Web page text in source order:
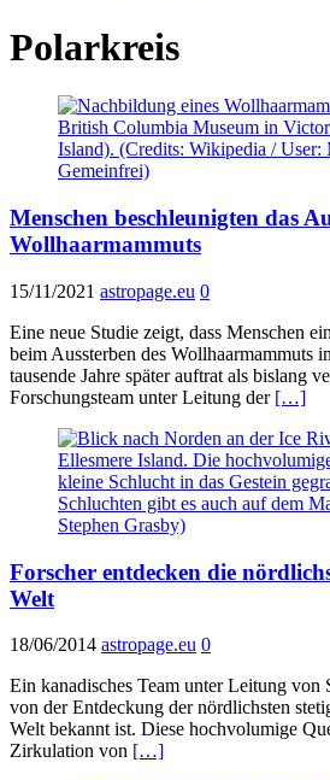
Polarkreis
Menschen beschleunigten das
Wollhaarmammuts
15/11/2021 astropage.eu 0
Eine neue Studie zeigt, dass Menschen
beim Aussterben des Wollhaarmammuts
tausende Jahre später auftrat als bislang
Forschungsteam unter Leitung der […]
Forscher entdecken die
Welt
18/06/2014 astropage.eu 0
Ein kanadisches Team unter Leitung von
von der Entdeckung der nördlichsten
Welt bekannt ist. Diese hochvolumige
Zirkulation von […]